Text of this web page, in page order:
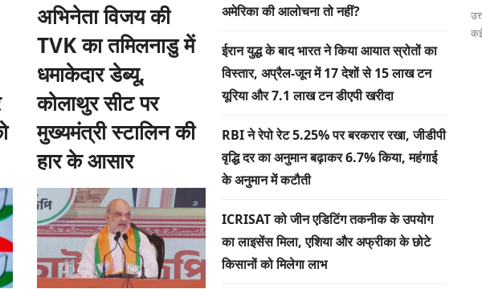
अभिनेता विजय की
TVK का तमिलनाडु में
धमाकेदार डेब्यू,
कोलाथुर सीट पर
मुख्यमंत्री स्टालिन की
हार के आसार
अमेरिका की आलोचना तो नहीं?
ईरान युद्ध के बाद भारत ने किया आयात स्रोतों का
विस्तार, अप्रैल-जून में 17 देशों से 15 लाख टन
यूरिया और 7.1 लाख टन डीएपी खरीदा
RBI ने रेपो रेट 5.25% पर बरकरार रखा, जीडीपी
वृद्धि दर का अनुमान बढ़ाकर 6.7% किया, महंगाई
के अनुमान में कटौती
ICRISAT को जीन एडिटिंग तकनीक के उपयोग
का लाइसेंस मिला, एशिया और अफ्रीका के छोटे
किसानों को मिलेगा लाभ
उद्यमों को बढ़ावा देने के लिए 750 करोड़
उत्तराखंड के सीढ़ीदार खेतों में अब महिला क्रिकेट प्रतियोगिताएं आम हो चली हैं।
कई...